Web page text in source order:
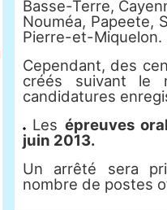
Basse-Terre,
Nouméa, Papeete,
Pierre-et-Miquelon.
Cependant, des
créés suivant le
candidatures
Les épreuves
juin 2013.
Un arrêté sera
nombre de postes